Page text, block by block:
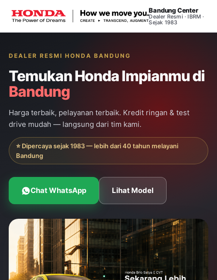
Bandung Center
Dealer Resmi · IBRM ·
Sejak 1983
DEALER RESMI HONDA BANDUNG
Temukan Honda Impianmu di
Bandung
Harga terbaik, pelayanan terbaik. Kredit ringan & test
drive mudah — langsung dari tim kami.
⭐ Dipercaya sejak 1983 — lebih dari 40 tahun melayani
Bandung
Chat WhatsApp Lihat Model